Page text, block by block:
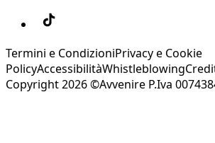
Termini e CondizioniPrivacy e Cookie
PolicyAccessibilitàWhistleblowing
Copyright 2026 ©Avvenire P.Iva